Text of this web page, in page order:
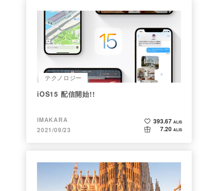
テクノロジー
iOS15 配信開始!!
IMAKARA
2021/09/23
393.67 ALIS
7.20 ALIS